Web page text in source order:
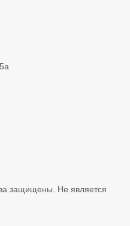
защищены. Не является